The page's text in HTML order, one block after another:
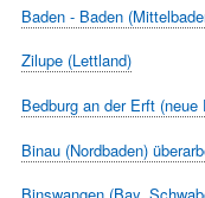
Baden - Baden
Zilupe (Lettland)
Bedburg an der Erft
Binau (Nordbaden)